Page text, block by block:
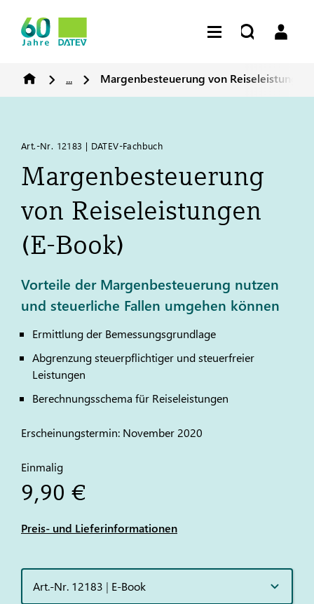
... Margenbesteuerung von Reiseleistungen
Art.-Nr. 12183 | DATEV-Fachbuch
Margenbesteuerung
von Reiseleistungen
(E-Book)
Vorteile der Margenbesteuerung nutzen
und steuerliche Fallen umgehen können
Ermittlung der Bemessungsgrundlage
Abgrenzung steuerpflichtiger und steuerfreier
Leistungen
Berechnungsschema für Reiseleistungen
Erscheinungstermin: November 2020
Einmalig
9,90 €
Preis- und Lieferinformationen
Art.-Nr. 12183 | E-Book